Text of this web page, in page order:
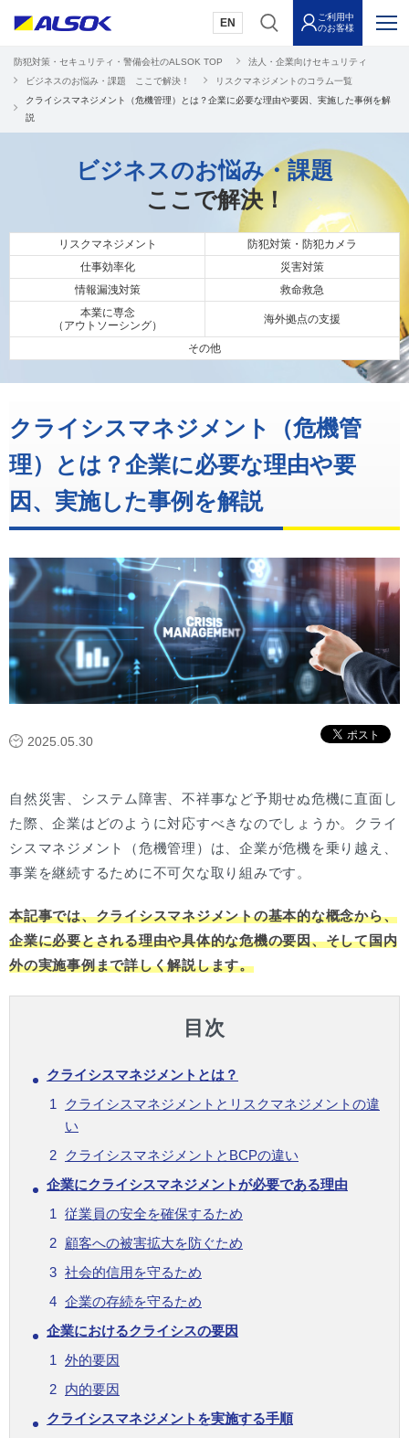
EN
ご利用中
のお客様
防犯対策・セキュリティ・警備会社のALSOK TOP
法人・企業向けセキュリティ
ビジネスのお悩み・課題 ここで解決！
リスクマネジメントのコラム一覧
クライシスマネジメント（危機管理）とは？企業に必要な理由や要因、実施した事例を解
説
ビジネスのお悩み・課題
ここで解決！
リスクマネジメント
防犯対策・防犯カメラ
仕事効率化
災害対策
情報漏洩対策
救命救急
本業に専念
（アウトソーシング）
海外拠点の支援
その他
クライシスマネジメント（危機管
理）とは？企業に必要な理由や要
因、実施した事例を解説
2025.05.30
自然災害、システム障害、不祥事など予期せぬ危機に直面し
た際、企業はどのように対応すべきなのでしょうか。クライ
シスマネジメント（危機管理）は、企業が危機を乗り越え、
事業を継続するために不可欠な取り組みです。
本記事では、クライシスマネジメントの基本的な概念から、
企業に必要とされる理由や具体的な危機の要因、そして国内
外の実施事例まで詳しく解説します。
目次
クライシスマネジメントとは？
クライシスマネジメントとリスクマネジメントの違
い
クライシスマネジメントとBCPの違い
企業にクライシスマネジメントが必要である理由
従業員の安全を確保するため
顧客への被害拡大を防ぐため
社会的信用を守るため
企業の存続を守るため
企業におけるクライシスの要因
外的要因
内的要因
クライシスマネジメントを実施する手順